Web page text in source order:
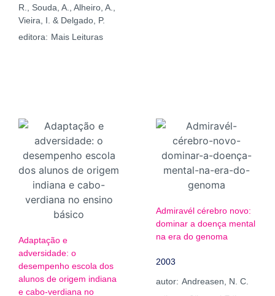
R., Souda, A., Alheiro, A.,
Vieira, I. & Delgado, P.
editora: Mais Leituras
Adaptação e
adversidade: o
desempenho escola dos
alunos de origem indiana
e cabo-verdiana no
Admiravél cérebro novo:
dominar a doença mental
na era do genoma
2003
autor: Andreasen, N. C.